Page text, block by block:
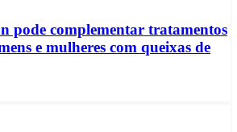
pode complementar tratamentos
e mulheres com queixas de